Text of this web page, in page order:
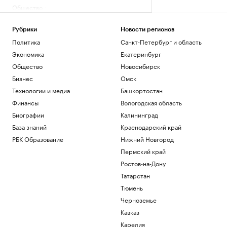
Общество
трети акций уже восстановили
котировки
Инвестиции
Новый Audi Q9 против Mercedes-Benz
GLS и BMW X7. Сравнение, мнения и
цены
Авто
Беспилотник задел кран и упал на
крышу строящегося дома в Уфе
Политика
NYT узнала, что наследник Estée
Lauder «закрыл кошелек» для партии
Трампа
Рубрики
Политика
Экономика
Общество
Бизнес
Технологии и медиа
Финансы
Биографии
База знаний
РБК Образование
Новости регионов
Санкт-Петербург и область
Екатеринбург
Новосибирск
Омск
Башкортостан
Вологодская область
Калининград
Краснодарский край
Нижний Новгород
Пермский край
Ростов-на-Дону
Татарстан
Тюмень
Черноземье
Кавказ
Карелия